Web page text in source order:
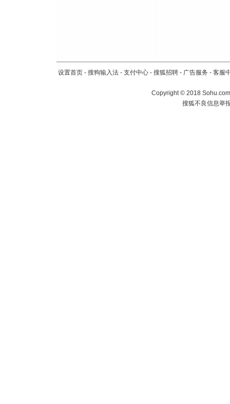
设置首页 - 搜狗输入法 - 支付中心 - 搜狐招聘 - 广告服务 - 客服
Copyright ©2018
搜狐不良信息举